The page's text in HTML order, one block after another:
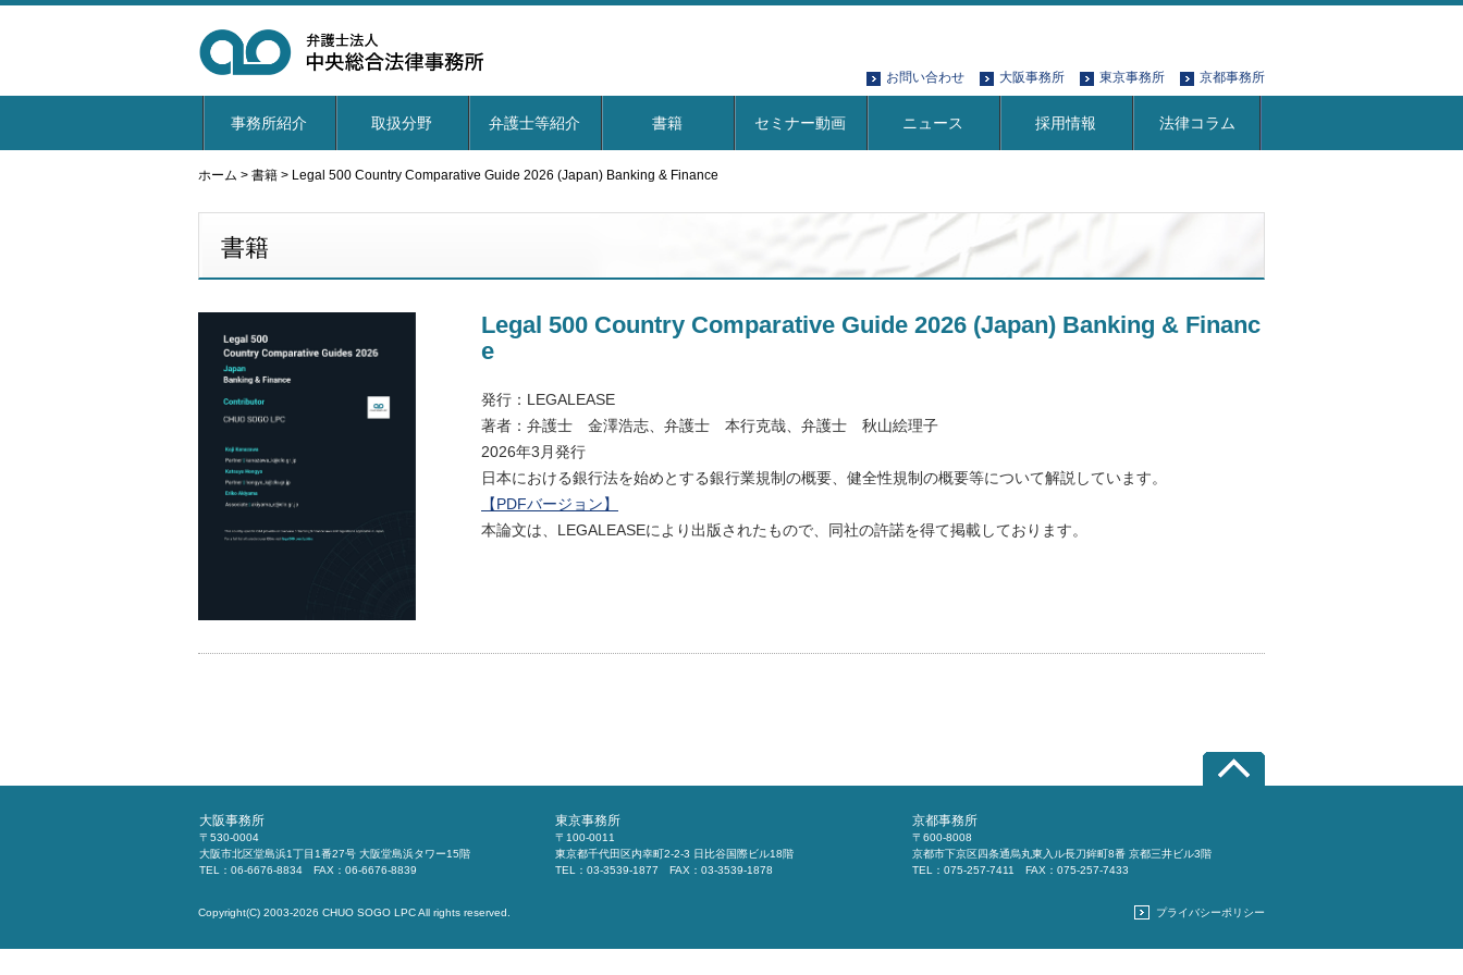
お問い合わせ 大阪事務所 東京事務所 京都事務所
事務所紹介 取扱分野 弁護士等紹介 書籍 セミナー動画 ニュース 採用情報 法律コラム
ホーム > 書籍 > Legal 500 Country Comparative Guide 2026 (Japan) Banking & Finance
書籍
Legal 500 Country Comparative Guide 2026 (Japan) Banking & Financ
e
発行：LEGALEASE
著者：弁護士 金澤浩志、弁護士 本行克哉、弁護士 秋山絵理子
2026年3月発行
日本における銀行法を始めとする銀行業規制の概要、健全性規制の概要等について解説しています。
【PDFバージョン】
本論文は、LEGALEASEにより出版されたもので、同社の許諾を得て掲載しております。
大阪事務所
〒530-0004
大阪市北区堂島浜1丁目1番27号 大阪堂島浜タワー15階
TEL：06-6676-8834 FAX：06-6676-8839
東京事務所
〒100-0011
東京都千代田区内幸町2-2-3 日比谷国際ビル18階
TEL：03-3539-1877 FAX：03-3539-1878
京都事務所
〒600-8008
京都市下京区四条通烏丸東入ル長刀鉾町8番 京都三井ビル3階
TEL：075-257-7411 FAX：075-257-7433
プライバシーポリシー
Copyright(C) 2003-2026 CHUO SOGO LPCAll rights reserved.